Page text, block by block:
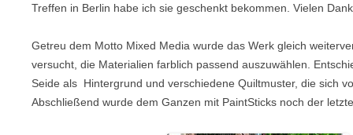
Treffen in Berlin habe ich sie geschenkt bekommen. Vielen
Getreu dem Motto Mixed Media wurde das Werk gleich
versucht, die Materialien farblich passend auszuwählen.
Seide als Hintergrund und verschiedene Quiltmuster, die sich
Abschließend wurde dem Ganzen mit PaintSticks noch der